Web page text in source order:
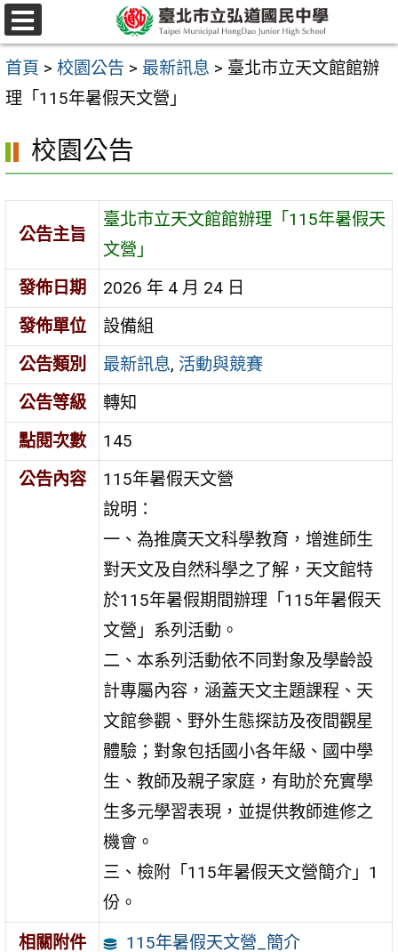
跳
至
主
要
容
區
選
單
首頁 > 校園公告 > 最新訊息 > 臺北市立天文館館辦
理「115年暑假天文營」
校園公告
公告主旨
臺北市立天文館館辦理「115年暑假天
文營」
發佈日期
2026 年 4 月 24 日
發佈單位
設備組
公告類別
最新訊息, 活動與競賽
公告等級
轉知
點閱次數
145
公告內容
115年暑假天文營
說明：
一、為推廣天文科學教育，增進師生
對天文及自然科學之了解，天文館特
於115年暑假期間辦理「115年暑假天
文營」系列活動。
二、本系列活動依不同對象及學齡設
計專屬內容，涵蓋天文主題課程、天
文館參觀、野外生態探訪及夜間觀星
體驗；對象包括國小各年級、國中學
生、教師及親子家庭，有助於充實學
生多元學習表現，並提供教師進修之
機會。
三、檢附「115年暑假天文營簡介」1
份。
相關附件
115年暑假天文營_簡介